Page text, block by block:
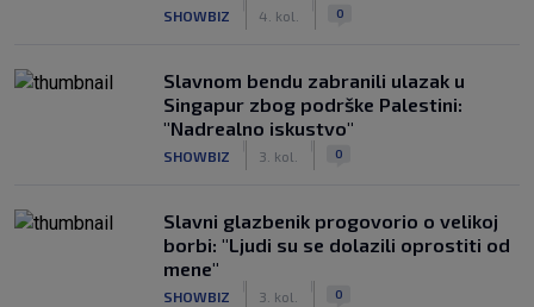
SHOWBIZ 4. kol. 0
Slavnom bendu zabranili ulazak u
Singapur zbog podrške Palestini:
"Nadrealno iskustvo"
SHOWBIZ 3. kol. 0
Slavni glazbenik progovorio o velikoj
borbi: "Ljudi su se dolazili oprostiti od
mene"
SHOWBIZ 3. kol. 0